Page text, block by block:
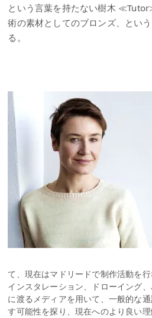
という言葉を持たない樹木
術の素材としてのブロンズ、とい
る。
て、現在はマドリードで制作活動を行
インスタレーション、ドローイング
に渡るメディアを用いて、一般的な
す可能性を探り、現在へのより良い理